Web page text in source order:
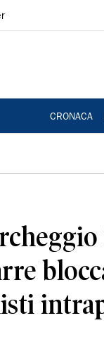
CRONACA